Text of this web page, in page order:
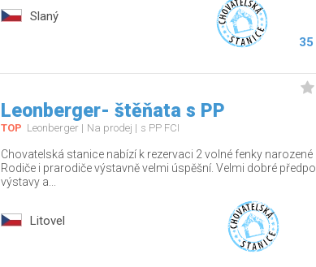
Slaný
Leonberger- štěňata s PP
TOP Leonberger Na prodej s PP FCI
Chovatelská stanice nabízí k rezervaci 2 volné fenky narozené
Rodiče i prarodiče výstavně velmi úspěšní. Velmi dobré
výstavy a...
Litovel